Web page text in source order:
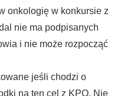
onkologię w konkursie z
nie ma podpisanych
i nie może rozpocząć
jeśli chodzi o
na ten cel z KPO. Nie